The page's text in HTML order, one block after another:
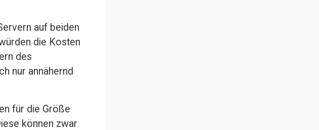
auf beiden
die Kosten
des
nur annähernd
für die Größe
können zwar